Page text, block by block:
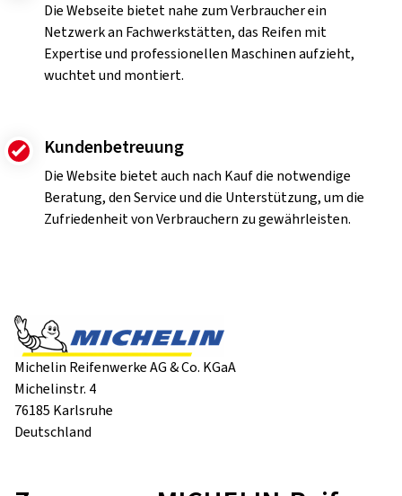
Die Webseite bietet nahe zum Verbraucher ein
Netzwerk an Fachwerkstätten, das Reifen mit
Expertise und professionellen Maschinen aufzieht,
wuchtet und montiert.
Kundenbetreuung
Die Website bietet auch nach Kauf die notwendige
Beratung, den Service und die Unterstützung, um die
Zufriedenheit von Verbrauchern zu gewährleisten.
Michelin Reifenwerke AG & Co. KGaA
Michelinstr. 4
76185 Karlsruhe
Deutschland